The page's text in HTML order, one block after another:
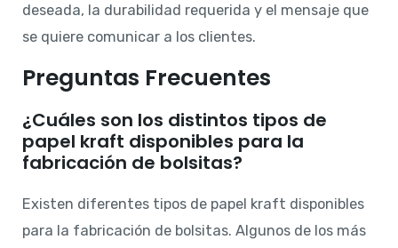
deseada, la durabilidad requerida y el mensaje que
se quiere comunicar a los clientes.
Preguntas Frecuentes
¿Cuáles son los distintos tipos de
papel kraft disponibles para la
fabricación de bolsitas?
Existen diferentes tipos de papel kraft disponibles
para la fabricación de bolsitas. Algunos de los más